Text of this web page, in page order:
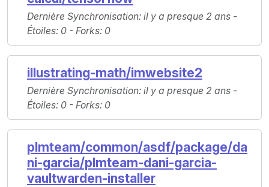
Dernière Synchronisation: il y a presque 2 ans -
Étoiles: 0 - Forks: 0
illustrating-math/imwebsite2
Dernière Synchronisation: il y a presque 2 ans -
Étoiles: 0 - Forks: 0
plmteam/common/asdf/package/da
ni-garcia/plmteam-dani-garcia-
vaultwarden-installer